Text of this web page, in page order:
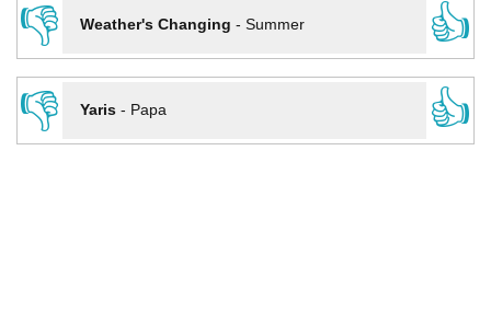
👎
Weather's Changing - Summer
👍
👎
Yaris- Papa 👍